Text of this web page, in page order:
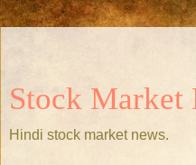
Stock Market
Hindi stock market news.